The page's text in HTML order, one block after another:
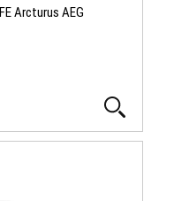
Arcturus AEG